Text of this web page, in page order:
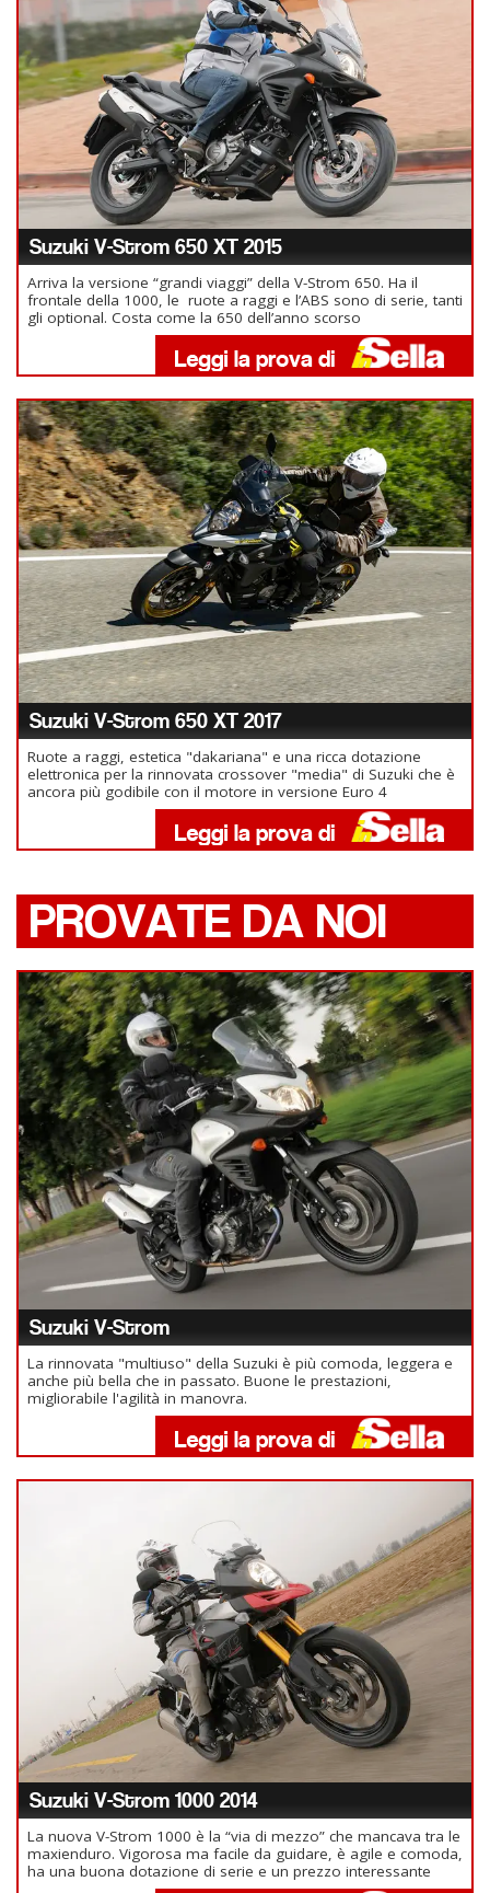
Suzuki V-Strom 650 XT 2015
Arriva la versione “grandi viaggi” della V-Strom 650. Ha il
frontale della 1000, le ruote a raggi e l’ABS sono di serie, tanti
gli optional. Costa come la 650 dell’anno scorso
Suzuki V-Strom 650 XT 2017
Ruote a raggi, estetica "dakariana" e una ricca dotazione
elettronica per la rinnovata crossover "media" di Suzuki che è
ancora più godibile con il motore in versione Euro 4
PROVATE DA NOI
Suzuki V-Strom
La rinnovata "multiuso" della Suzuki è più comoda, leggera e
anche più bella che in passato. Buone le prestazioni,
migliorabile l'agilità in manovra.
Suzuki V-Strom 1000 2014
La nuova V-Strom 1000 è la “via di mezzo” che mancava tra le
maxienduro. Vigorosa ma facile da guidare, è agile e comoda,
ha una buona dotazione di serie e un prezzo interessante